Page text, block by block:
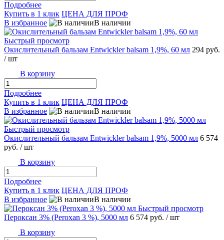
Подробнее
Купить в 1 клик ЦЕНА ДЛЯ ПРОФ
В избранное
В наличии
Быстрый просмотр
Окислительный бальзам Entwickler balsam 1,9%, 60 мл 294 руб.
/ шт
В корзину
Подробнее
Купить в 1 клик ЦЕНА ДЛЯ ПРОФ
В избранное
В наличии
Быстрый просмотр
Окислительный бальзам Entwickler balsam 1,9%, 5000 мл 6 574
руб. / шт
В корзину
Подробнее
Купить в 1 клик ЦЕНА ДЛЯ ПРОФ
В избранное
В наличии
Быстрый просмотр
Пероксан 3% (Peroxan 3 %), 5000 мл 6 574 руб. / шт
В корзину